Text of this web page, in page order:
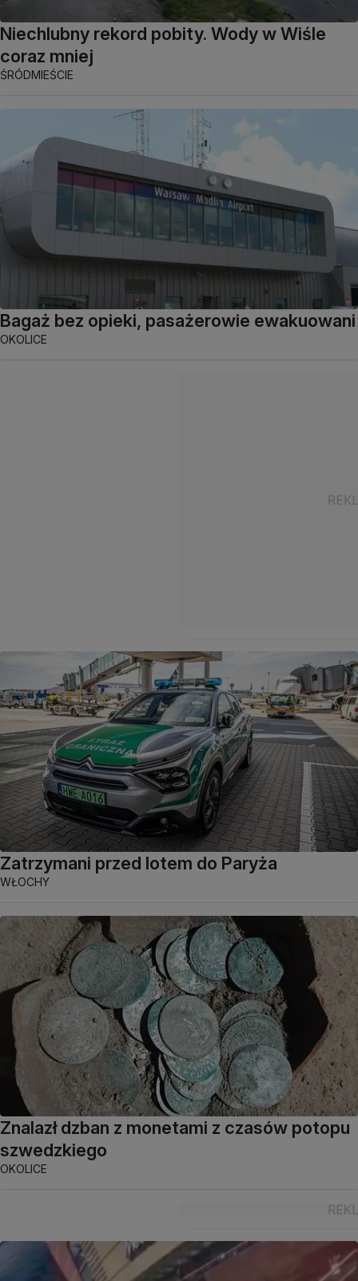
Niechlubny rekord pobity. Wody w Wiśle
coraz mniej
ŚRÓDMIEŚCIE
Bagaż bez opieki, pasażerowie ewakuowani
OKOLICE
Zatrzymani przed lotem do Paryża
WŁOCHY
Znalazł dzban z monetami z czasów potopu
szwedzkiego
OKOLICE